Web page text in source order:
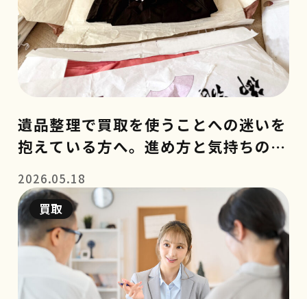
遺品整理で買取を使うことへの迷いを
抱えている方へ。進め方と気持ちの整
2026.05.18
買取